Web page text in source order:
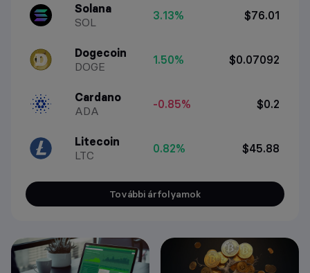
Solana
SOL
3.13% $76.01
Dogecoin
DOGE
1.50% $0.07092
Cardano
ADA
-0.85% $0.2
Litecoin
LTC
0.82% $45.88
További árfolyamok